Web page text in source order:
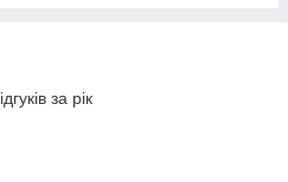
за рік